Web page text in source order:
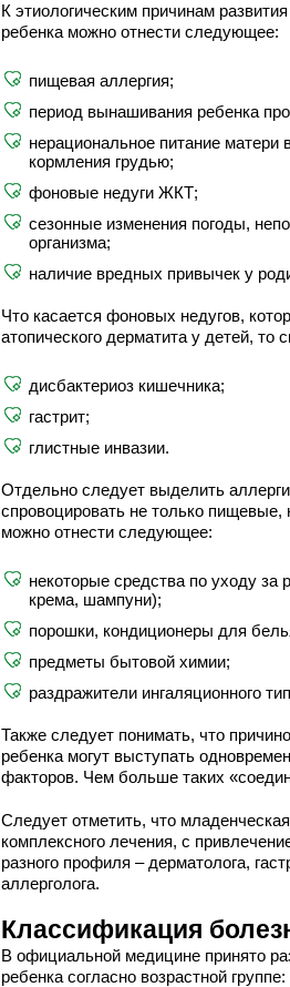
К этиологическим причинам
ребенка можно отнести следующее:
пищевая аллергия;
период вынашивания ребенка
нерациональное питание
кормления грудью;
фоновые недуги ЖКТ;
сезонные изменения погоды,
организма;
наличие вредных привычек у
Что касается фоновых недугов,
атопического дерматита у детей,
дисбактериоз кишечника;
гастрит;
глистные инвазии.
Отдельно следует выделить
спровоцировать не только
можно отнести следующее:
некоторые средства по уходу
крема, шампуни);
порошки, кондиционеры для
предметы бытовой химии;
раздражители ингаляционного
Также следует понимать, что
ребенка могут выступать
факторов. Чем больше таких
Следует отметить, что
комплексного лечения, с
разного профиля – дерматолога,
аллерголога.
Классификация
В официальной медицине принято
ребенка согласно возрастной группе: